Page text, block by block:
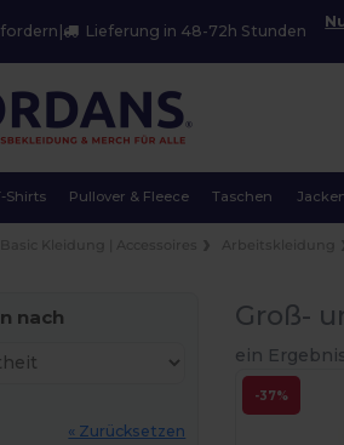
Lieferung in 48-72h Stunden
Shirts Pullover & Fleece Taschen
nach
« Zurücksetzen
Groß-
ein
-37%